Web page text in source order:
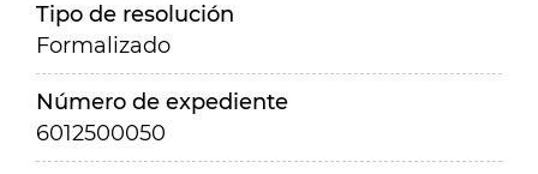
Tipo de resolución
Formalizado
Número de expediente
6012500050